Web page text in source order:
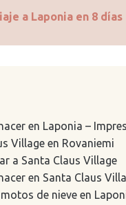
a Laponia en 8 días
en Laponia –
Village en Rovaniemi
a Santa Claus Village
en Santa Claus
de nieve en